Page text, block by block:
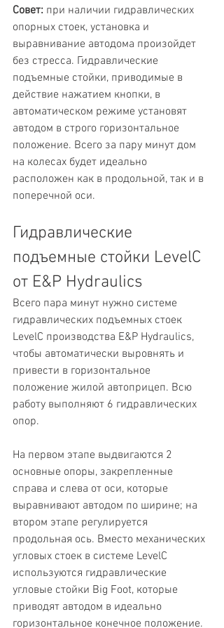
Совет: при наличии гидравлических
опорных стоек, установка и
выравнивание автодома произойдет
без стресса. Гидравлические
подъемные стойки, приводимые в
действие нажатием кнопки, в
автоматическом режиме установят
автодом в строго горизонтальное
положение. Всего за пару минут дом
на колесах будет идеально
расположен как в продольной, так и в
поперечной оси.
Гидравлические
подъемные стойки LevelC
от E&P Hydraulics
Всего пара минут нужно системе
гидравлических подъемных стоек
LevelC производства E&P Hydraulics,
чтобы автоматически выровнять и
привести в горизонтальное
положение жилой автоприцеп. Всю
работу выполняют 6 гидравлических
опор.
На первом этапе выдвигаются 2
основные опоры, закрепленные
справа и слева от оси, которые
выравнивают автодом по ширине; на
втором этапе регулируется
продольная ось. Вместо механических
угловых стоек в системе LevelC
используются гидравлические
угловые стойки Big Foot, которые
приводят автодом в идеально
горизонтальное конечное положение.